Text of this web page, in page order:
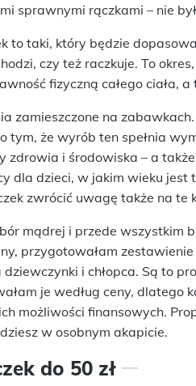
sprawnymi rączkami – nie
to taki, który będzie
czy też raczkuje. To
fizyczną całego ciała, a
zamieszczone na
tym, że wyrób ten spełnia
zdrowia i środowiska – a
dla dzieci, w jakim wieku jest
zwrócić uwagę także na te
mądrej i przede wszystkim
przygotowałam
i chłopca. Są to
je według ceny, dlatego
możliwości finansowych.
w osobnym akapicie.
do 50 zł